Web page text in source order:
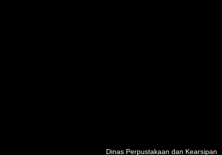
Dinas Perpustakaan dan Kearsipan